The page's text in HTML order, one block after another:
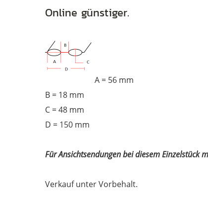
Online günstiger.
A = 56 mm
B = 18 mm
C = 48 mm
D = 150 mm
Für Ansichtsendungen bei diesem Einzelstück
Verkauf unter Vorbehalt.